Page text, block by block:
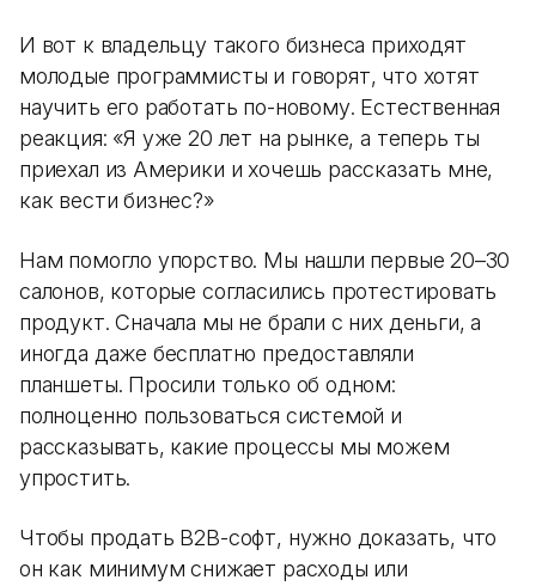
И вот к владельцу такого бизнеса приходят
молодые программисты и говорят, что хотят
научить его работать по-новому. Естественная
реакция: «Я уже 20 лет на рынке, а теперь ты
приехал из Америки и хочешь рассказать мне,
как вести бизнес?»
Нам помогло упорство. Мы нашли первые 20–30
салонов, которые согласились протестировать
продукт. Сначала мы не брали с них деньги, а
иногда даже бесплатно предоставляли
планшеты. Просили только об одном:
полноценно пользоваться системой и
рассказывать, какие процессы мы можем
упростить.
Чтобы продать B2B-софт, нужно доказать, что
он как минимум снижает расходы или